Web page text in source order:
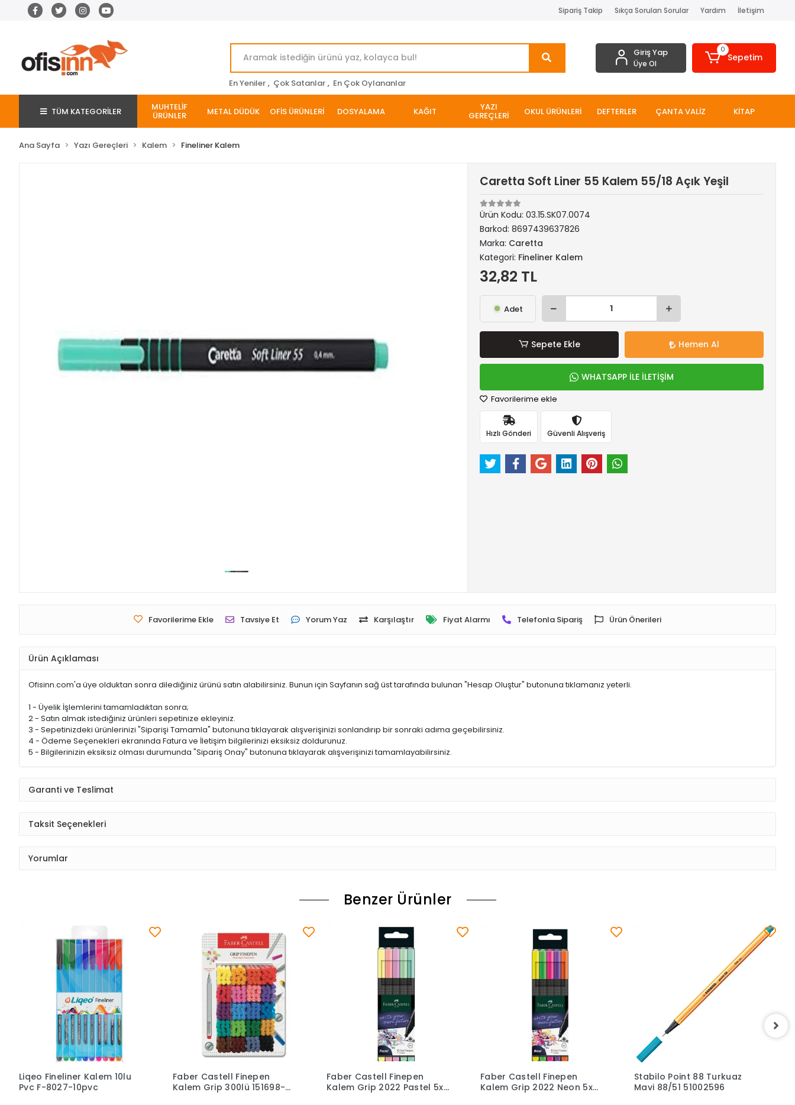
Sipariş Takip Sıkça Sorulan Sorular Yardım İletişim
En Yeniler , Çok Satanlar , En Çok Oylananlar
Giriş Yap
Üye Ol
0
Sepetim
TÜM KATEGORİLER MUHTELİF
ÜRÜNLER METAL DÜDÜK OFİS ÜRÜNLERİ DOSYALAMA KAĞIT YAZI
GEREÇLERİ OKUL ÜRÜNLERİ DEFTERLER ÇANTA VALİZ KİTAP
Ana Sayfa Yazı Gereçleri Kalem Fineliner Kalem
Caretta Soft Liner 55 Kalem 55/18 Açık Yeşil
Ürün Kodu:03.15.SK07.0074
Barkod:8697439637826
Marka: Caretta
Kategori: Fineliner Kalem
32,82 TL
Adet
Sepete Ekle Hemen Al
WHATSAPP İLE İLETİŞİM
Favorilerime ekle
Hızlı Gönderi Güvenli Alışveriş
Favorilerime Ekle Tavsiye Et Yorum Yaz Karşılaştır Fiyat Alarmı Telefonla Sipariş Ürün Önerileri
Ürün Açıklaması
Ofisinn.com'a üye olduktan sonra dilediğiniz ürünü satın alabilirsiniz. Bunun için Sayfanın sağ üst tarafında bulunan "Hesap Oluştur" butonuna tıklamanız yeterli.
1 - Üyelik İşlemlerini tamamladıktan sonra;
2 - Satın almak istediğiniz ürünleri sepetinize ekleyiniz.
3 - Sepetinizdeki ürünlerinizi "Siparişi Tamamla" butonuna tıklayarak alışverişinizi sonlandırıp bir sonraki adıma geçebilirsiniz.
4 - Ödeme Seçenekleri ekranında Fatura ve İletişim bilgilerinizi eksiksiz doldurunuz.
5 - Bilgilerinizin eksiksiz olması durumunda "Sipariş Onay" butonuna tıklayarak alışverişinizi tamamlayabilirsiniz.
Garanti ve Teslimat
Taksit Seçenekleri
Yorumlar
Benzer Ürünler
Sepete Ekle
Liqeo Fineliner Kalem 10lu
Pvc F-8027-10pvc
Sepete Ekle
Faber Castell Finepen
Kalem Grip 300lü 151698-
Sepete Ekle
Faber Castell Finepen
Kalem Grip 2022 Pastel 5x
Sepete Ekle
Faber Castell Finepen
Kalem Grip 2022 Neon 5x
Sepete Ekle
Stabilo Point 88 Turkuaz
Mavi 88/51 51002596